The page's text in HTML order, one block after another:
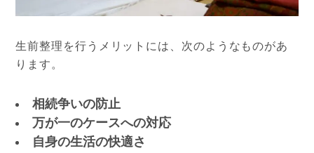
生前整理を行うメリットには、次のようなものがあ
ります 。
相続争いの防止
万が一のケースへの対応
自身の生活の快適さ